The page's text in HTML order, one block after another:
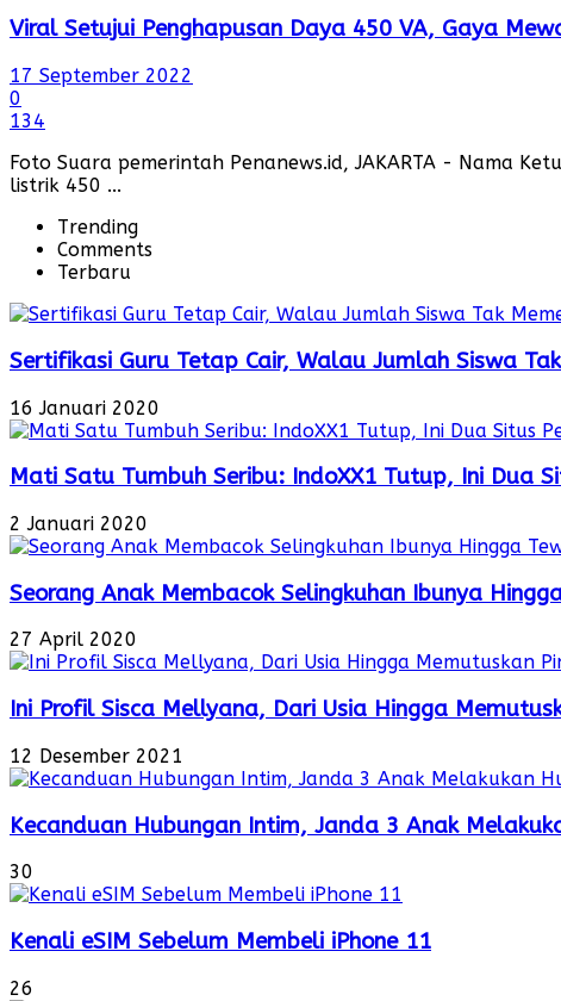
Viral Setujui Penghapusan Daya 450 VA, Gaya
17 September 2022
0
134
Foto Suara pemerintah Penanews.id, JAKARTA - Nama
listrik 450 ...
Trending
Comments
Terbaru
Sertifikasi Guru Tetap Cair, Walau Jumlah Siswa
16 Januari 2020
Mati Satu Tumbuh Seribu: IndoXX1 Tutup, Ini Dua
2 Januari 2020
Seorang Anak Membacok Selingkuhan Ibunya
27 April 2020
Ini Profil Sisca Mellyana, Dari Usia Hingga
12 Desember 2021
Kecanduan Hubungan Intim, Janda 3 Anak
30
Kenali eSIM Sebelum Membeli iPhone 11
26